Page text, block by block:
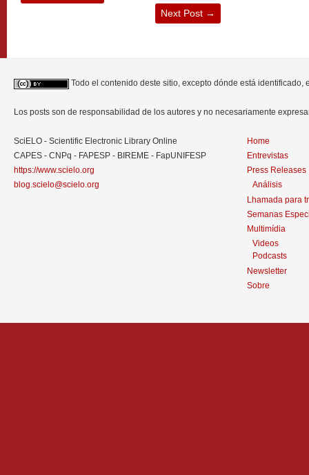
Next Post →
Todo el contenido deste sitio, excepto dónde está identificado,
Los posts son de responsabilidad de los autores y no necesariamente
SciELO - Scientific Electronic Library Online
CAPES - CNPq - FAPESP - BIREME - FapUNIFESP
https://www.scielo.org
blog.scielo@scielo.org
Home
Entrevistas
Press Releases
Análisis
Lhamada para
Semanas
Multimídia
Videos
Podcasts
Newsletter
Sobre